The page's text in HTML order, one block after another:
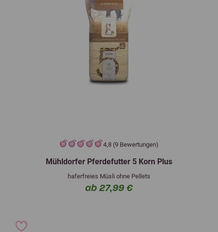
4,8 (9 Bewertungen)
Mühldorfer Pferdefutter 5 Korn Plus
haferfreies Müsli ohne Pellets
ab 27,99 €